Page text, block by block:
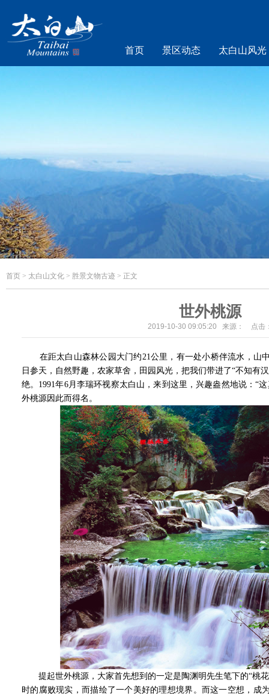
首页 景区动态 太白山风光
首页 > 太白山文化 > 胜景文物古迹 > 正文
世外桃源
2019-10-30 09:05:20 来源： 点击
在距太白山森林公园大门约21公里，有一处小桥伴流水，山
日参天，自然野趣，农家草舍，田园风光，把我们带进了“不知有
绝。1991年6月李瑞环视察太白山，来到这里，兴趣盎然地说：“
外桃源因此而得名。
提起世外桃源，大家首先想到的一定是陶渊明先生笔下的“桃花
时的腐败现实，而描绘了一个美好的理想境界。而这一空想，成